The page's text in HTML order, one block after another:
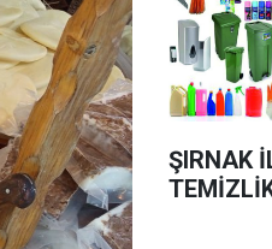
ŞIRNAK